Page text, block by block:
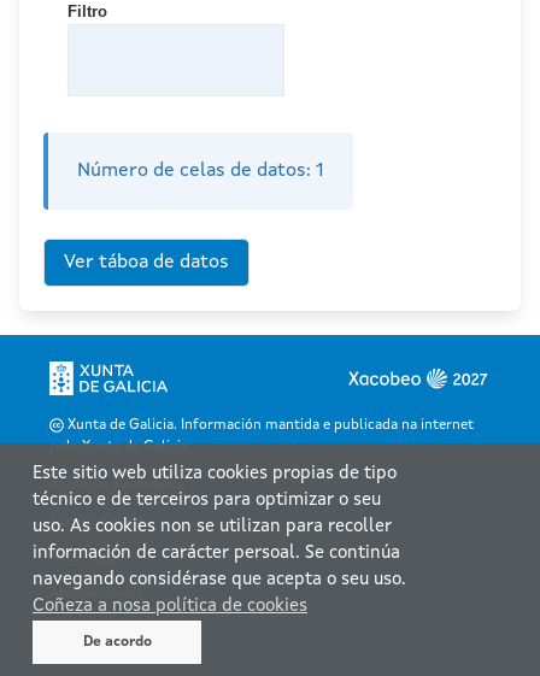
Filtro
Número de celas de datos: 1
Xunta de Galicia. Información mantida e publicada na internet
pola Xunta de Galicia
Accesibilidade
Aviso legal
Atendémolo/a
Este sitio web utiliza cookies propias de tipo
técnico e de terceiros para optimizar o seu
uso. As cookies non se utilizan para recoller
información de carácter persoal. Se continúa
navegando considérase que acepta o seu uso.
Coñeza a nosa política de cookies
De acordo